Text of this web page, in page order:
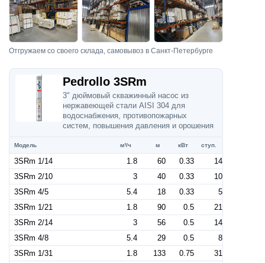
Отгружаем со своего склада, самовывоз в Санкт-Петербурге
Pedrollo 3SRm
3" дюймовый скважинный насос из
нержавеющей стали AISI 304 для
водоснабжения, противопожарных
систем, повышения давления и орошения
Модель м³/ч м кВт ступ.
3SRm 1/14 1.8 60 0.33
14
3SRm 2/10
3 40 0.33
10
3SRm 4/5
5.4 18 0.33
5
3SRm 1/21
1.8 90 0.5
21
3SRm 2/14
3 56 0.5
14
3SRm 4/8
5.4 29 0.5
8
3SRm 1/31
1.8 133 0.75
31